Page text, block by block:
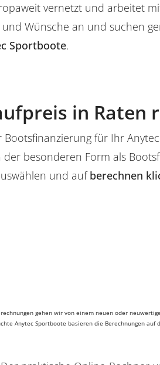
vernetzt und arbeitet
Wünsche an und suchen
Sportboote.
in Raten
für Ihr
besonderen Form als
und aufberechnen
gehen wir von einem neuen oder
Anytec Sportboote basieren die Berechnungen